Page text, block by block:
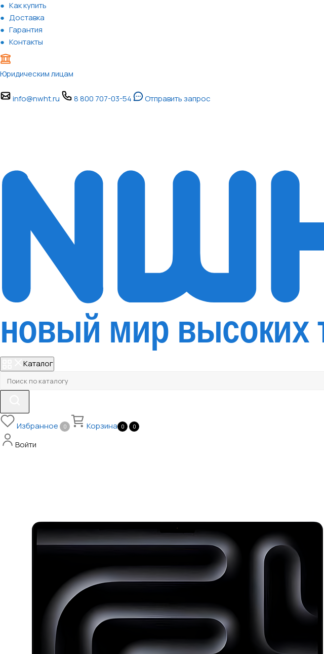
Как купить
Доставка
Гарантия
Контакты
Юридическим лицам
info@nwht.ru 8 800 707-03-54 Отправить запрос
Каталог
Избранное 0 Корзина 0 0
Войти